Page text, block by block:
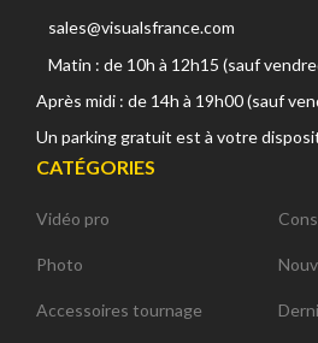
sales@visualsfrance.com
Matin : de 10h à 12h15 (sauf
Après midi : de 14h à 19h00 (sauf
Un parking gratuit est à votre
CATÉGORIES
Vidéo pro
Photo
Accessoires tournage